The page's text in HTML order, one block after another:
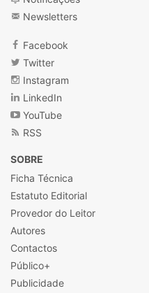
Newsletters
Facebook
Twitter
Instagram
LinkedIn
YouTube
RSS
SOBRE
Ficha Técnica
Estatuto Editorial
Provedor do Leitor
Autores
Contactos
Público+
Publicidade